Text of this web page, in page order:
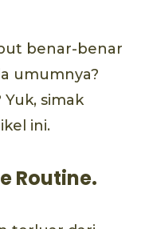
benar-benar
umumnya?
simak
ini.
Routine.